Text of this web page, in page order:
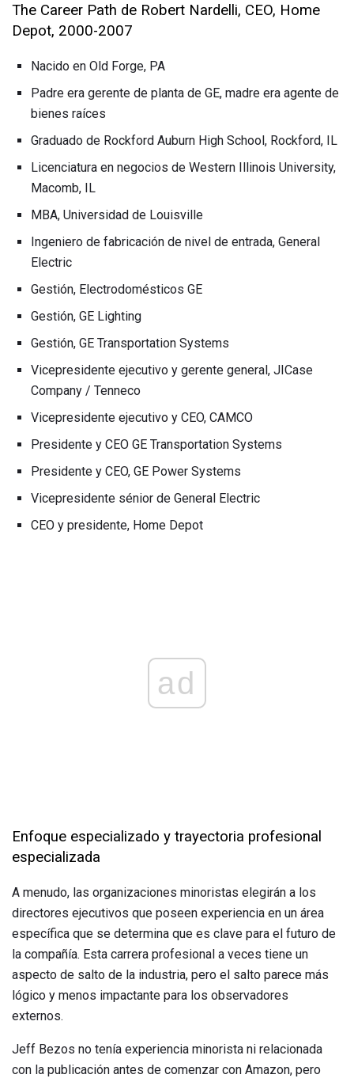
The Career Path de Robert Nardelli, CEO, Home
Depot, 2000-2007
Nacido en Old Forge, PA
Padre era gerente de planta de GE, madre era agente de
bienes raíces
Graduado de Rockford Auburn High School, Rockford, IL
Licenciatura en negocios de Western Illinois University,
Macomb, IL
MBA, Universidad de Louisville
Ingeniero de fabricación de nivel de entrada, General
Electric
Gestión, Electrodomésticos GE
Gestión, GE Lighting
Gestión, GE Transportation Systems
Vicepresidente ejecutivo y gerente general, JICase
Company / Tenneco
Vicepresidente ejecutivo y CEO, CAMCO
Presidente y CEO GE Transportation Systems
Presidente y CEO, GE Power Systems
Vicepresidente sénior de General Electric
CEO y presidente, Home Depot
ad
Enfoque especializado y trayectoria profesional
especializada
A menudo, las organizaciones minoristas elegirán a los
directores ejecutivos que poseen experiencia en un área
específica que se determina que es clave para el futuro de
la compañía. Esta carrera profesional a veces tiene un
aspecto de salto de la industria, pero el salto parece más
lógico y menos impactante para los observadores
externos.
Jeff Bezos no tenía experiencia minorista ni relacionada
con la publicación antes de comenzar con Amazon, pero